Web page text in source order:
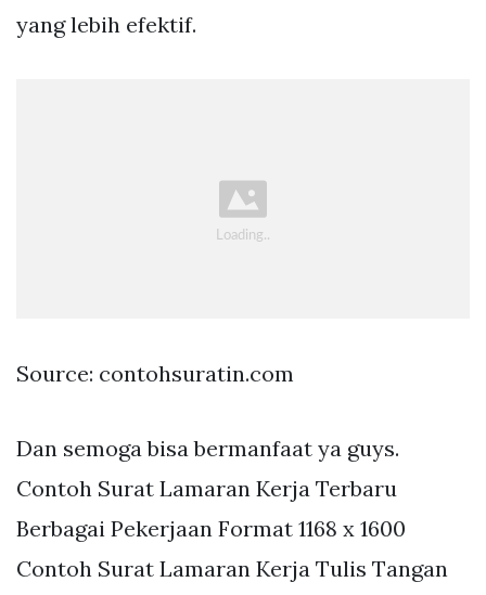
yang lebih efektif.
Source: contohsuratin.com
Dan semoga bisa bermanfaat ya guys.
Contoh Surat Lamaran Kerja Terbaru
Berbagai Pekerjaan Format 1168 x 1600
Contoh Surat Lamaran Kerja Tulis Tangan